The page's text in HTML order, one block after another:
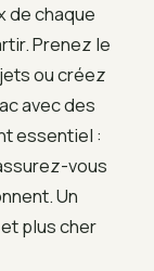
de chaque
Prenez le
ou créez
avec des
essentiel :
vous
Un
plus cher